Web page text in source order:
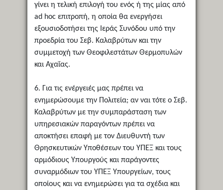
γίνει η τελική επιλογή του ενός ή της μίας από
ad hoc επιτροπή, η οποία θα ενεργήσει
εξουσιοδοτήσει της Ιεράς Συνόδου υπό την
προεδρία του Σεβ. Καλαβρύτων και την
συμμετοχή των Θεοφιλεστάτων Θερμοπυλών
και Αχαΐας.
6. Για τις ενέργειές μας πρέπει να
ενημερώσουμε την Πολιτεία; αν ναι τότε ο Σεβ.
Καλαβρύτων με την συμπαράσταση των
υπηρεσιακών παραγόντων πρέπει να
αποκτήσει επαφή με τον Διευθυντή των
Θρησκευτικών Υποθέσεων του ΥΠΕΞ και τους
αρμόδιους Υπουργούς και παράγοντες
συναρμόδιων του ΥΠΕΞ Υπουργείων, τους
οποίους και να ενημερώσει για τα σχέδια και